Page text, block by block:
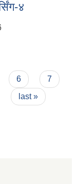
४
6
7
last »